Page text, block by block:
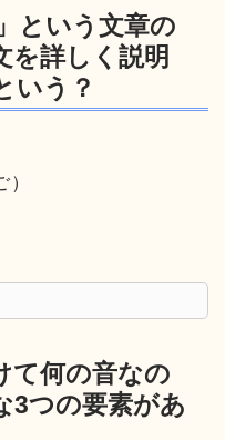
という文章の
を詳しく説明
いう？
何の音なの
3つの要素があ